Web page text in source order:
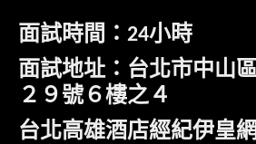
面試時間： 24小時
面試地址：台北市中山
２９號６樓之４
台北高雄酒店經紀伊皇